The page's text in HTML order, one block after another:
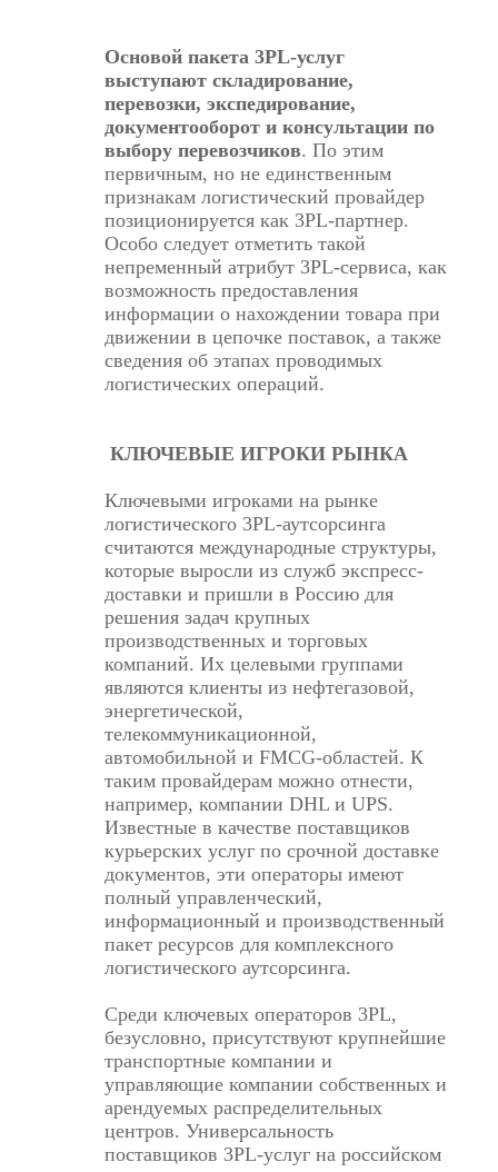
Основой пакета 3PL-услуг
выступают складирование,
перевозки, экспедирование,
документооборот и консультации по
выбору перевозчиков. По этим
первичным, но не единственным
признакам логистический провайдер
позиционируется как 3PL-партнер.
Особо следует отметить такой
непременный атрибут 3PL-сервиса, как
возможность предоставления
информации о нахождении товара при
движении в цепочке поставок, а также
сведения об этапах проводимых
логистических операций.
КЛЮЧЕВЫЕ ИГРОКИ РЫНКА
Ключевыми игроками на рынке
логистического 3PL-аутсорсинга
считаются международные структуры,
которые выросли из служб экспресс-
доставки и пришли в Россию для
решения задач крупных
производственных и торговых
компаний. Их целевыми группами
являются клиенты из нефтегазовой,
энергетической,
телекоммуникационной,
автомобильной и FMCG-областей. К
таким провайдерам можно отнести,
например, компании DHL и UPS.
Известные в качестве поставщиков
курьерских услуг по срочной доставке
документов, эти операторы имеют
полный управленческий,
информационный и производственный
пакет ресурсов для комплексного
логистического аутсорсинга.
Среди ключевых операторов 3PL,
безусловно, присутствуют крупнейшие
транспортные компании и
управляющие компании собственных и
арендуемых распределительных
центров. Универсальность
поставщиков 3PL-услуг на российском